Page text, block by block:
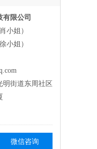
限公司
小姐）
小姐）
明街道东周社区
微信咨询